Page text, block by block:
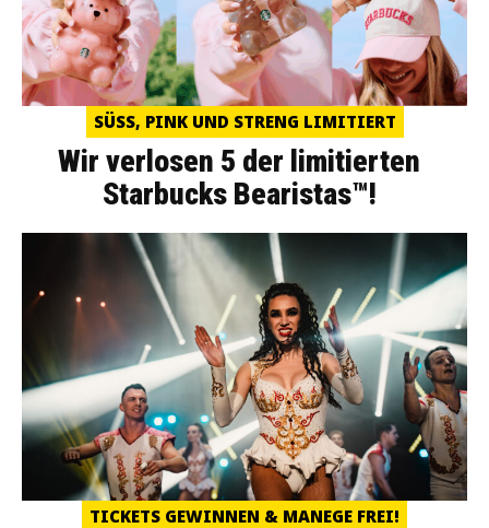
SÜSS, PINK UND STRENG LIMITIERT
Wir verlosen 5 der limitierten
Starbucks Bearistas™!
TICKETS GEWINNEN & MANEGE FREI!